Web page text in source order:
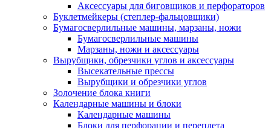
Аксессуары для биговщиков и перфораторов
Буклетмейкеры (степлер-фальцовщики)
Бумагосверлильные машины, марзаны, ножи
Бумагосверлильные машины
Марзаны, ножи и аксессуары
Вырубщики, обрезчики углов и аксессуары
Высекательные прессы
Вырубщики и обрезчики углов
Золочение блока книги
Календарные машины и блоки
Календарные машины
Блоки для перфорации и переплета